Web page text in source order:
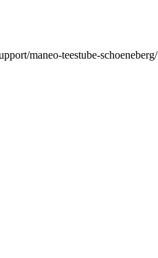
maneo-teestube-schoeneberg/